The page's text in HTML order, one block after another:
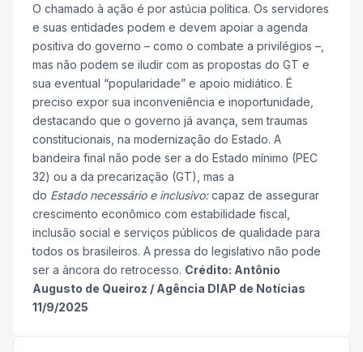
O chamado à ação é por astúcia política. Os servidores
e suas entidades podem e devem apoiar a agenda
positiva do governo – como o combate a privilégios –,
mas não podem se iludir com as propostas do GT e
sua eventual “popularidade” e apoio midiático. É
preciso expor sua inconveniência e inoportunidade,
destacando que o governo já avança, sem traumas
constitucionais, na modernização do Estado. A
bandeira final não pode ser a do Estado mínimo (PEC
32) ou a da precarização (GT), mas a
do Estado necessário e inclusivo:capaz de assegurar
crescimento econômico com estabilidade fiscal,
inclusão social e serviços públicos de qualidade para
todos os brasileiros. A pressa do legislativo não pode
ser a âncora do retrocesso. Crédito: Antônio
Augusto de Queiroz / Agência DIAP de Notícias
11/9/2025